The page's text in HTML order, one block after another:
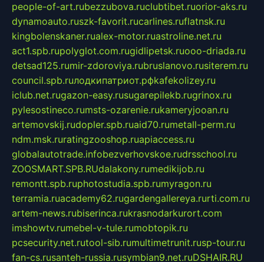
people-of-art.rubezzubova.ruclubtibet.ruorior-aks.ru
dynamoauto.ruszk-favorit.rucarlines.ruflatnsk.ru
kingbolenskaner.rualex-motor.ruastroline.net.ru
act1.spb.rupolyglot.com.rugidlipetsk.ruooo-driada.ru
detsad125.rumir-zdoroviya.rubruslanovo.rusiterem.ru
council.spb.ruлодкипатриот.рфkafekolizey.ru
iclub.net.rugazon-easy.rusugarepilekb.rugrinox.ru
pylesostineco.rumsts-ozarenie.rukameryjooan.ru
artemovskij.rudopler.spb.ruaid70.rumetall-perm.ru
ndm.msk.ruratingzooshop.ruapiaccess.ru
globalautotrade.infobezverhovskoe.rudrsschool.ru
ZOOSMART.SPB.RUdalakony.rumedikijob.ru
remontt.spb.ruphotostudia.spb.rumyragon.ru
terramia.ruacademy62.rugardengallereya.rurti.com.ru
artem-news.rubiserinca.rukrasnodarkurort.com
imshowtv.rumebel-v-tule.rumobtopik.ru
pcsecurity.net.rutool-sib.rumultimetrunit.rusp-tour.ru
fan-cs.rusanteh-russia.rusymbian9.net.ruDSHAIR.RU